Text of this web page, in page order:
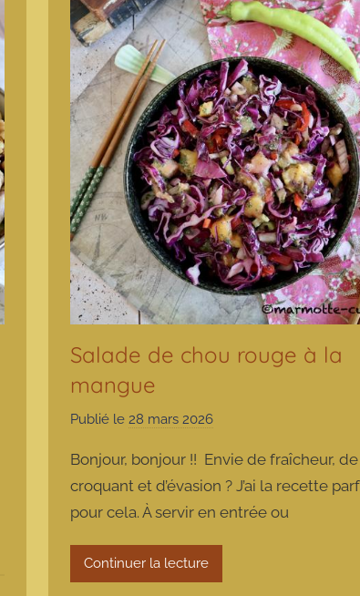
Salade de chou rouge à la
mangue
Publié le28 mars 2026
r
m
a
o
Bonjour, bonjour !! Envie de fraîcheur, de
croquant et d’évasion ? J’ai la recette
pour cela. À servir en entrée ou
Continuer la lecture